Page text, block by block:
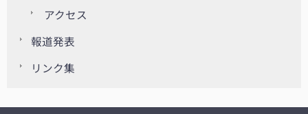
アクセス
報道発表
リンク集